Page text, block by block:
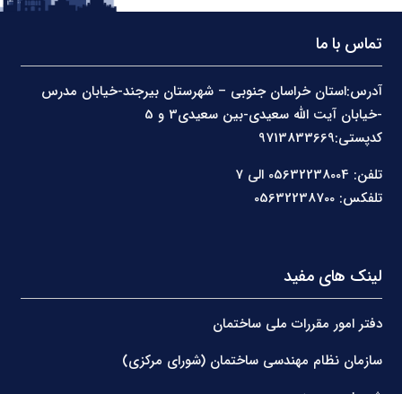
تماس با ما
آدرس:استان خراسان جنوبی – شهرستان بیرجند-خیابان مدرس
کدپستی:9713833669
تلفن: 05632238004 الی 7
تلفکس: 05632238700
لینک های مفید
دفتر امور مقررات ملی ساختمان
سازمان نظام مهندسی ساختمان (شورای مرکزی)